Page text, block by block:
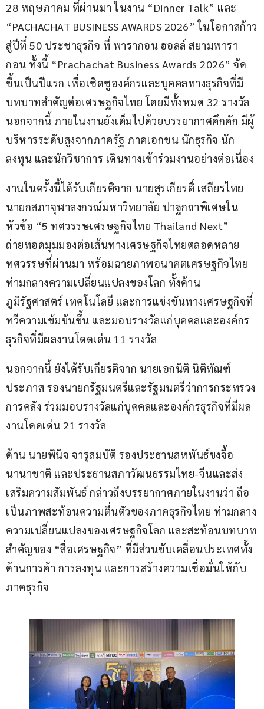
28 พฤษภาคม ที่ผ่านมา ในงาน “Dinner Talk” และ
“PACHACHAT BUSINESS AWARDS 2026” ในโอกาสก้าว
สู่ปีที่ 50 ประชาธุรกิจ ที่ พารากอน ฮอลล์ สยามพารา
กอน ทั้งนี้ “Prachachat Business Awards 2026” จัด
ขึ้นเป็นปีแรก เพื่อเชิดชูองค์กรและบุคคลทางธุรกิจที่มี
บทบาทสำคัญต่อเศรษฐกิจไทย โดยมีทั้งหมด 32 รางวัล
นอกจากนี้ ภายในงานยังเต็มไปด้วยบรรยากาศคึกคัก มีผู้
บริหารระดับสูงจากภาครัฐ ภาคเอกชน นักธุรกิจ นัก
ลงทุน และนักวิชาการ เดินทางเข้าร่วมงานอย่างต่อเนื่อง
งานในครัังนี้ได้รับเกียรติจาก นายสุรเกียรติ์ เสถียรไทย
นายกสภาจุฬาลงกรณ์มหาวิทยาลัย ปาฐกถาพิเศษใน
หัวข้อ “5 ทศวรรษเศรษฐกิจไทย Thailand Next”
ถ่ายทอดมุมมองต่อเส้นทางเศรษฐกิจไทยตลอดหลาย
ทศวรรษที่ผ่านมา พร้อมฉายภาพอนาคตเศรษฐกิจไทย
ท่ามกลางความเปลี่ยนแปลงของโลก ทั้งด้าน
ภูมิรัฐศาสตร์ เทคโนโลยี และการแข่งขันทางเศรษฐกิจที่
ทวีความเข้มข้นขึ้น และมอบรางวัลแก่บุคคลและองค์กร
ธุรกิจที่มีผลงานโดดเด่น 11 รางวัล
นอกจากนี้ ยังได้รับเกียรติจาก นายเอกนิติ นิติทัณฑ์
ประภาส รองนายกรัฐมนตรีและรัฐมนตรีว่าการกระทรวง
การคลัง ร่วมมอบรางวัลแก่บุคคลและองค์กรธุรกิจที่มีผล
งานโดดเด่น 21 รางวัล
ด้าน นายพินิจ จารุสมบัติ รองประธานสหพันธ์ขงจื้อ
นานาชาติ และประธานสภาวัฒนธรรมไทย-จีนและส่ง
เสริมความสัมพันธ์ กล่าวถึงบรรยากาศภายในงานว่า ถือ
เป็นภาพสะท้อนความตื่นตัวของภาคธุรกิจไทย ท่ามกลาง
ความเปลี่ยนแปลงของเศรษฐกิจโลก และสะท้อนบทบาท
สำคัญของ “สื่อเศรษฐกิจ” ที่มีส่วนขับเคลื่อนประเทศทั้ง
ด้านการค้า การลงทุน และการสร้างความเชื่อมั่นให้กับ
ภาคธุรกิจ